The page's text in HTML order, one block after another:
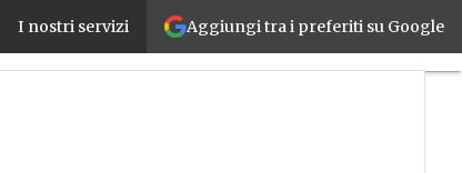
Aggiungi tra i preferiti su Google
I nostri servizi
i dati di migliaia di aziende per conoscere i